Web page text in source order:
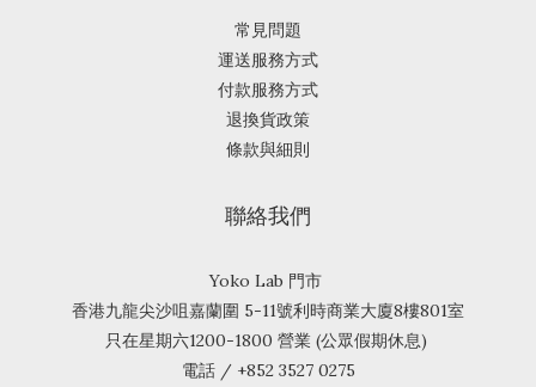
常見問題
運送服務方式
付款服務方式
退換貨政策
條款與細則
聯絡我們
Yoko Lab 門市
香港九龍尖沙咀嘉蘭圍 5-11號利時商業大廈8樓801室
只在星期六1200-1800 營業 (公眾假期休息)
電話 / +852 3527 0275